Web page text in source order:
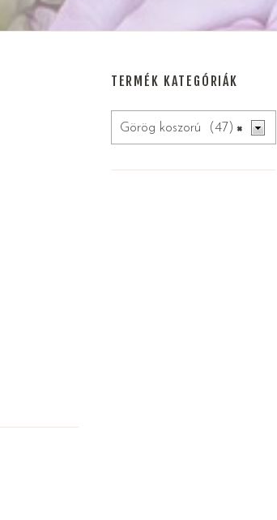
TERMÉK KATEGÓRIÁK
×
Görög koszorú (47)